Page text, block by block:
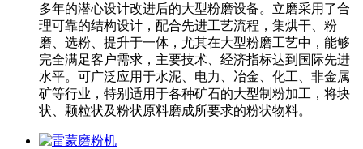
多年的潜心设计改进后的大型粉磨设备。立磨采用了合
理可靠的结构设计，配合先进工艺流程，集烘干、粉
磨、选粉、提升于一体，尤其在大型粉磨工艺中，能够
完全满足客户需求，主要技术、经济指标达到国际先进
水平。可广泛应用于水泥、电力、冶金、化工、非金属
矿等行业，特别适用于各种矿石的大型制粉加工，将块
状、颗粒状及粉状原料磨成所要求的粉状物料。